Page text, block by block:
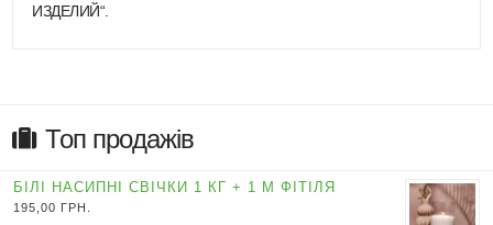
ИЗДЕЛИЙ“.
Топ продажів
БІЛІ НАСИПНІ СВІЧКИ 1 КГ + 1 М ФІТІЛЯ
195,00 ГРН.